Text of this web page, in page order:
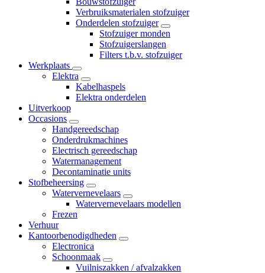
Verbruiksmaterialen stofzuiger
Onderdelen stofzuiger
Stofzuiger monden
Stofzuigerslangen
Filters t.b.v. stofzuiger
Werkplaats
Elektra
Kabelhaspels
Elektra onderdelen
Uitverkoop
Occasions
Handgereedschap
Onderdrukmachines
Electrisch gereedschap
Watermanagement
Decontaminatie units
Stofbeheersing
Watervernevelaars
Watervernevelaars modellen
Frezen
Verhuur
Kantoorbenodigdheden
Electronica
Schoonmaak
Vuilniszakken / afvalzakken